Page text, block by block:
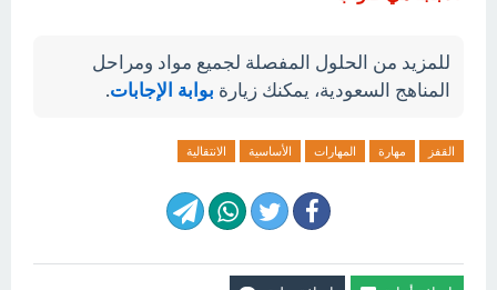
للمزيد من الحلول المفصلة لجميع مواد ومراحل
المناهج السعودية، يمكنك زيارة بوابة الإجابات.
القفز مهارة المهارات الأساسية الانتقالية